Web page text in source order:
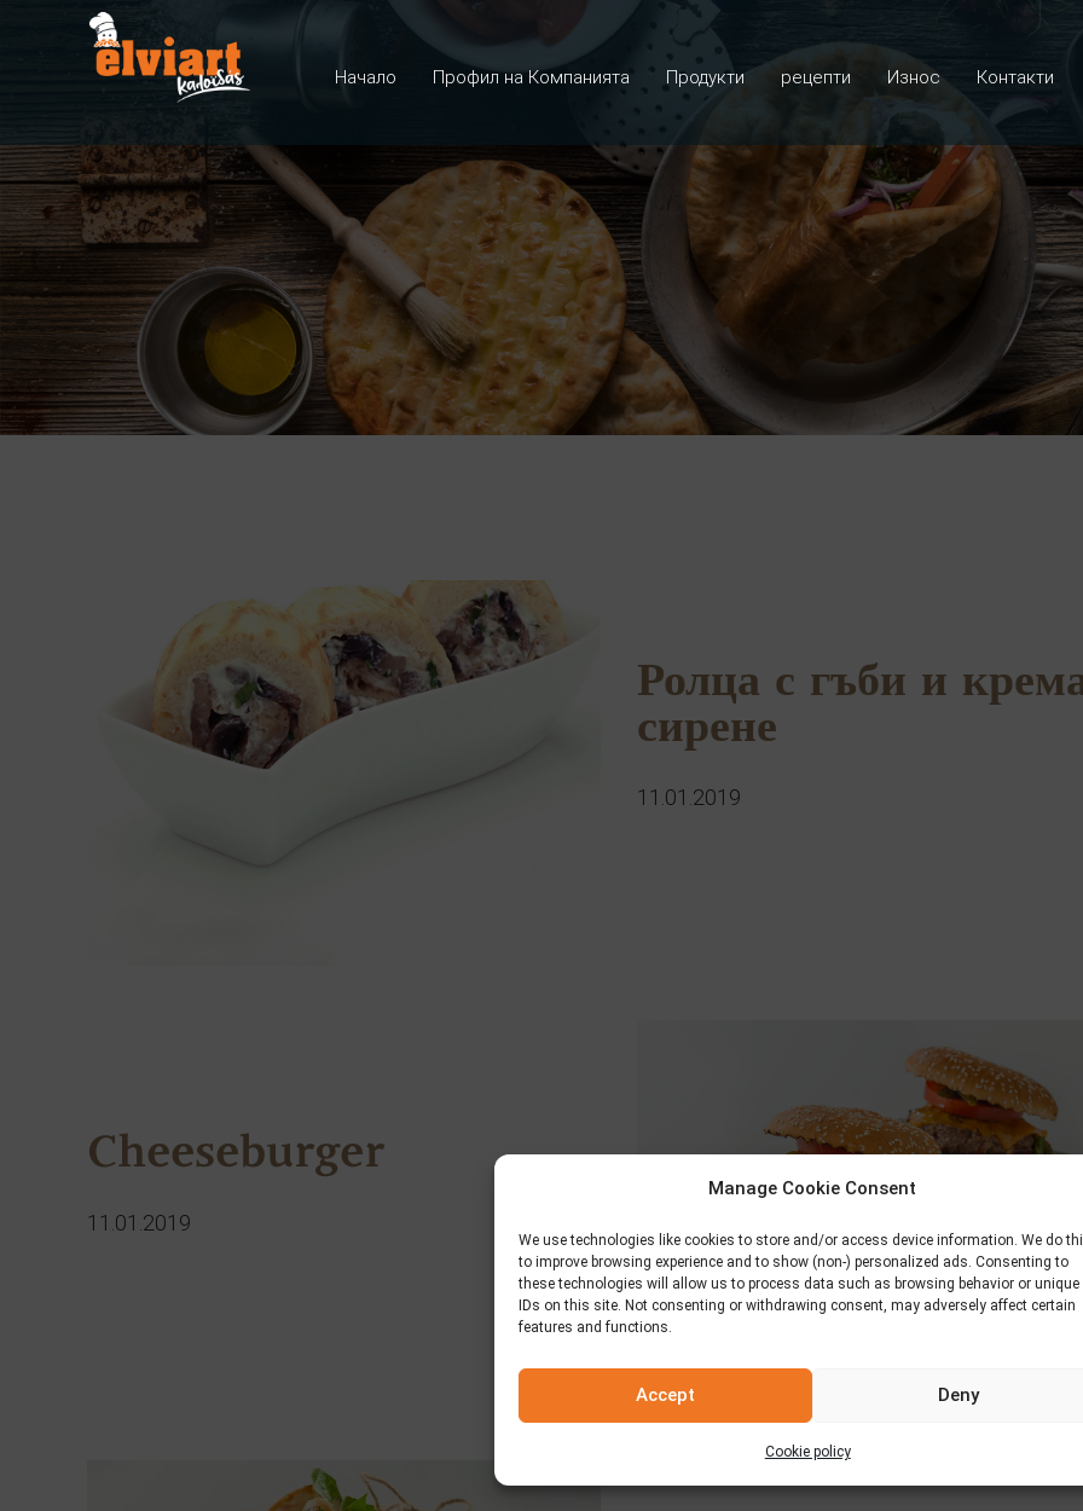
Manage Cookie Consent
We use technologies like cookies to store and/or access device information. We do
to improve browsing experience and to show (non-) personalized ads. Consenting to
these technologies will allow us to process data such as browsing behavior or unique
IDs on this site. Not consenting or withdrawing consent, may adversely affect certain
features and functions.
Accept Deny
Cookie policy
Начало Профил на Компанията Продукти рецепти Износ Контакти
Ролца с гъби и
сирене
11.01.2019
Cheeseburger
11.01.2019